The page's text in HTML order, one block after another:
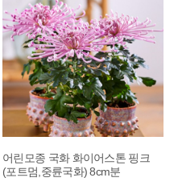
어린모종 국화 화이어스톤 핑크
(포트멈,중륜국화) 8cm분